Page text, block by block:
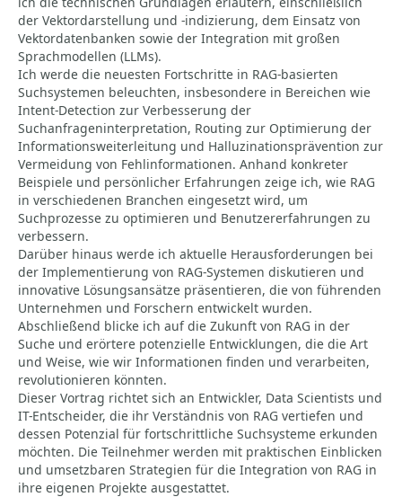
der Vektordarstellung und -indizierung, dem Einsatz von
Vektordatenbanken sowie der Integration mit großen
Sprachmodellen (LLMs).
Ich werde die neuesten Fortschritte in RAG-basierten
Suchsystemen beleuchten, insbesondere in Bereichen wie
Intent-Detection zur Verbesserung der
Suchanfrageninterpretation, Routing zur Optimierung der
Informationsweiterleitung und Halluzinationsprävention zur
Vermeidung von Fehlinformationen. Anhand konkreter
Beispiele und persönlicher Erfahrungen zeige ich, wie RAG
in verschiedenen Branchen eingesetzt wird, um
Suchprozesse zu optimieren und Benutzererfahrungen zu
verbessern.
Darüber hinaus werde ich aktuelle Herausforderungen bei
der Implementierung von RAG-Systemen diskutieren und
innovative Lösungsansätze präsentieren, die von führenden
Unternehmen und Forschern entwickelt wurden.
Abschließend blicke ich auf die Zukunft von RAG in der
Suche und erörtere potenzielle Entwicklungen, die die Art
und Weise, wie wir Informationen finden und verarbeiten,
revolutionieren könnten.
Dieser Vortrag richtet sich an Entwickler, Data Scientists und
IT-Entscheider, die ihr Verständnis von RAG vertiefen und
dessen Potenzial für fortschrittliche Suchsysteme erkunden
möchten. Die Teilnehmer werden mit praktischen Einblicken
und umsetzbaren Strategien für die Integration von RAG in
ihre eigenen Projekte ausgestattet.